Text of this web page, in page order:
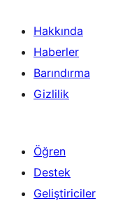
Hakkında
Haberler
Barındırma
Gizlilik
Öğren
Destek
Geliştiriciler